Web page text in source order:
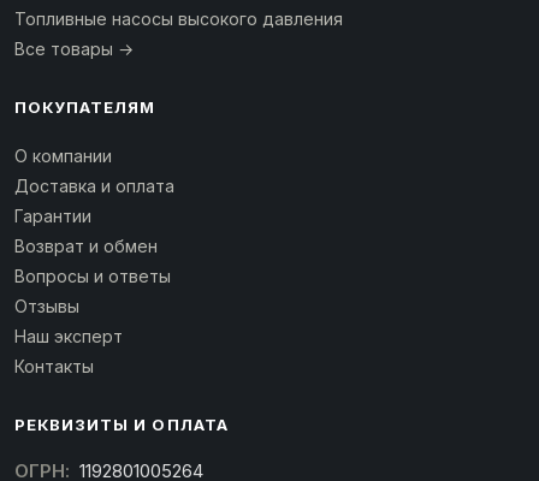
Топливные насосы высокого давления
Все товары →
ПОКУПАТЕЛЯМ
О компании
Доставка и оплата
Гарантии
Возврат и обмен
Вопросы и ответы
Отзывы
Наш эксперт
Контакты
РЕКВИЗИТЫ И ОПЛАТА
ОГРН: 1192801005264